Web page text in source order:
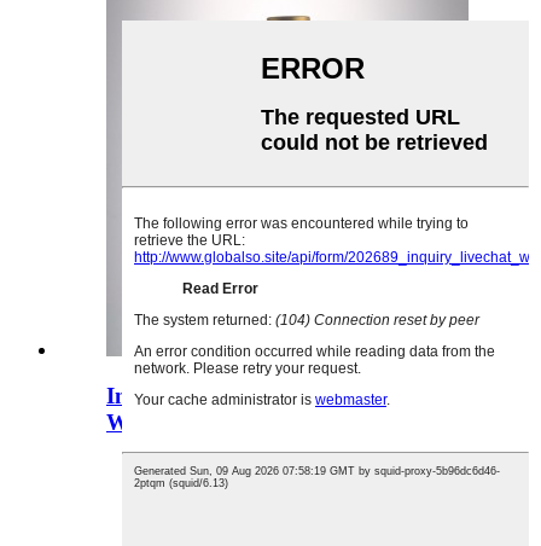
Individuell gestaltetes 500-ml-
Whiskyglas in Buchstabenform ...